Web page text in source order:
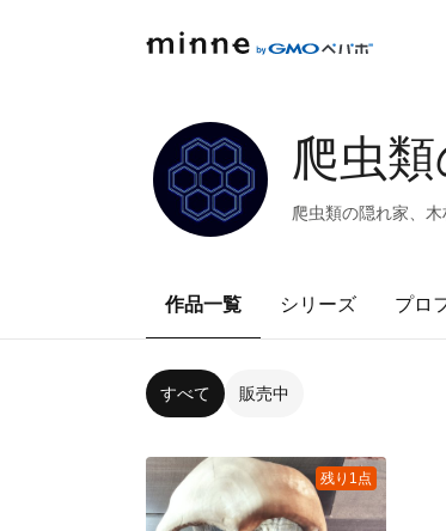
爬虫
爬虫類の隠れ家、木
作品一覧 シリーズ プロ
すべて 販売中
残り1点